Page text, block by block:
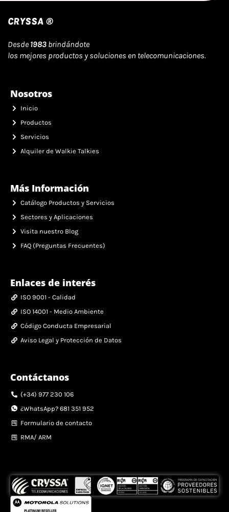
CRYSSA ®
Desde 1983 brindándote
los mejores productos y soluciones en telecomunicaciones.
Nosotros
Inicio
Productos
Servicios
Alquiler de Walkie Talkies
Más Información
Catálogo Productos y Servicios
Sectores y Aplicaciones
Visita nuestro Blog
FAQ (Preguntas Frecuentes)
Enlaces de interés
ISO 9001 - Calidad
ISO 14001 - Medio Ambiente
Código Conducta Empresarial
Aviso Legal y Protección de Datos
Contáctanos
(+34) 977 230 106
¿WhatsApp? 681 351 952
Formulario de contacto
RMA/ ARM